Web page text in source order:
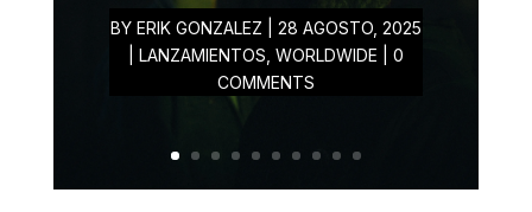
BY ERIK GONZALEZ
28 AGOSTO, 2025
LANZAMIENTOS WORLDWIDE | 0
COMMENTS